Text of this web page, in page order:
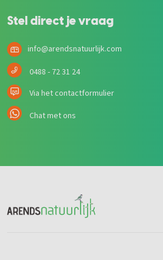
Stel direct je vraag
info@arendsnatuurlijk.com
0488 - 72 31 24
Via het contactformulier
Chat met ons